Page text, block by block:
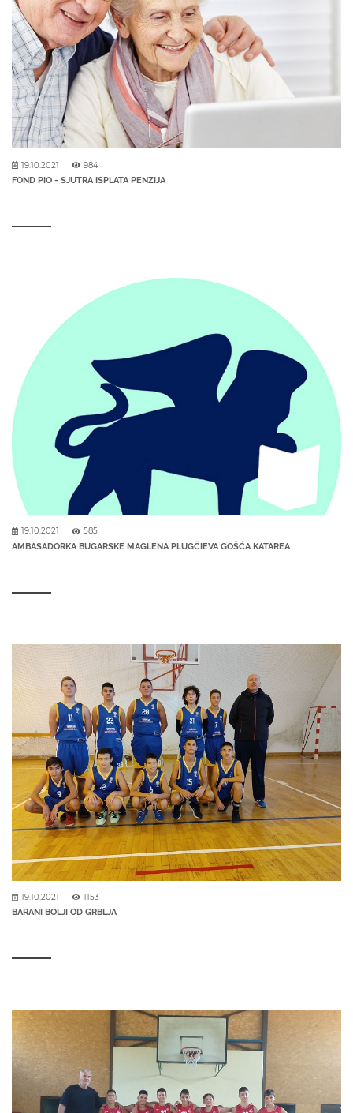
19.10.2021 984
FOND PIO - SJUTRA ISPLATA PENZIJA
19.10.2021 585
AMBASADORKA BUGARSKE MAGLENA PLUGČIEVA GOŠĆA KATAREA
19.10.2021 1153
BARANI BOLJI OD GRBLJA